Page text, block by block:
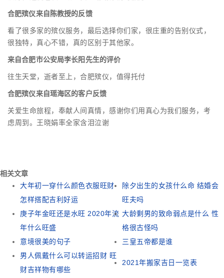
合肥殡仪来自陈教授的反馈
看了很多家的殡仪服务，最后选择你们家，很庄重的告别仪式，
很独特，真心不错，真的区别于其他家。
来自合肥市公安局李长阳先生的评价
往生天堂，逝者至上，合肥殡仪，值得托付
合肥殡仪来自瑶海区的客户反馈
关爱生命旅程，奉献人间真情，感谢你们用真心为我们服务，考
虑周到。王晓娟率全家含泪泣谢
相关文章
大年初一穿什么颜色衣服旺财
怎样搭配吉利好运
除夕出生的女孩什么命 结婚会
旺夫吗
庚子年金旺还是水旺 2020年流
年什么旺盛
大龄剩男的致命弱点是什么 性
格很古怪吗
意境很美的句子
三皇五帝都是谁
男人佩戴什么可以转运招财 旺
财吉祥物有哪些
2021年搬家吉日一览表